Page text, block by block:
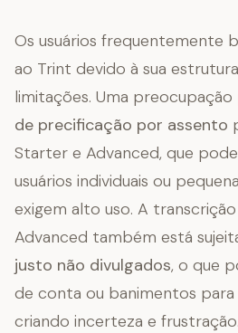
Os usuários frequentemente
ao Trint devido à sua
limitações. Uma
de precificação por assento
Starter e Advanced, que
usuários individuais ou
exigem alto uso. A transcrição
Advanced também está
justo não divulgados, o que
de conta ou banimentos para
criando incerteza e